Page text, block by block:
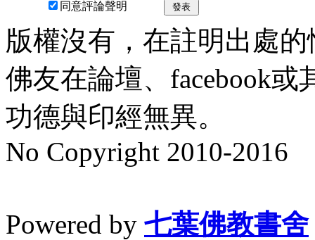
同意評論聲明 發表
版權沒有，在註明出處
佛友在論壇、facebook
功德與印經無異。
No Copyright 2010-2016
Powered by 七葉佛教書舍